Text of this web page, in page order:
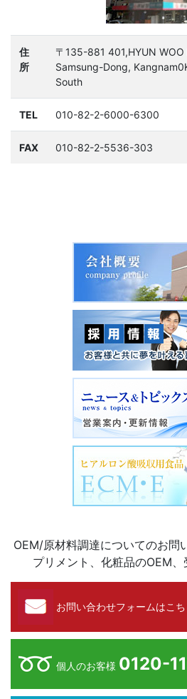
住
所
〒135-881 401,HYUN
Samsung-Dong,
South
TEL 010-82-2-6000-6300
FAX 010-82-2-5536-303
OEM/原材料調達についてのお問
プリメント、化粧品のOEM、
お問い合わせフォームはこち
個人のお客様 0120-